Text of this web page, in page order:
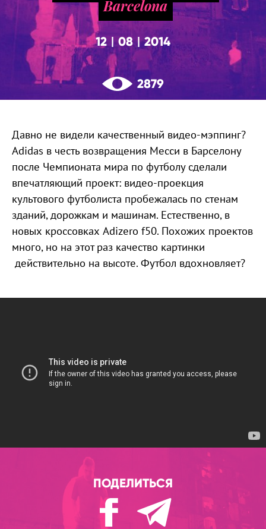
Barcelona
12 |08 |2014
2879
Давно не видели качественный видео-мэппинг?
Adidas в честь возвращения Месси в Барселону
после Чемпионата мира по футболу сделали
впечатляющий проект: видео-проекция
культового футболиста пробежалась по стенам
зданий, дорожкам и машинам. Естественно, в
новых кроссовках Adizero f50. Похожих проектов
много, но на этот раз качество картинки
действительно на высоте. Футбол вдохновляет?
ПОДЕЛИТЬСЯ